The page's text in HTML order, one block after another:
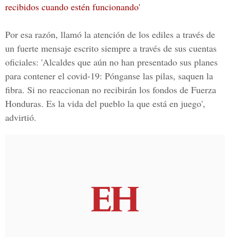
recibidos cuando estén funcionando'
Por esa razón, llamó la atención de los ediles a través de
un fuerte mensaje escrito siempre a través de sus cuentas
oficiales: 'Alcaldes que aún no han presentado sus planes
para contener el covid-19: Pónganse las pilas, saquen la
fibra. Si no reaccionan no recibirán los fondos de Fuerza
Honduras. Es la vida del pueblo la que está en juego',
advirtió.